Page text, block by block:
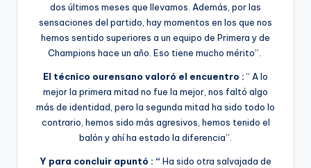
dos últimos meses que llevamos. Además, por las
sensaciones del partido, hay momentos en los que nos
hemos sentido superiores a un equipo de Primera y de
Champions hace un año. Eso tiene mucho mérito”.
El técnico ourensano valoró el encuentro :“ A lo
mejor la primera mitad no fue la mejor, nos faltó algo
más de identidad, pero la segunda mitad ha sido todo lo
contrario, hemos sido más agresivos, hemos tenido el
balón y ahí ha estado la diferencia”.
Y para concluir apuntó : “ Ha sido otra salvajada de